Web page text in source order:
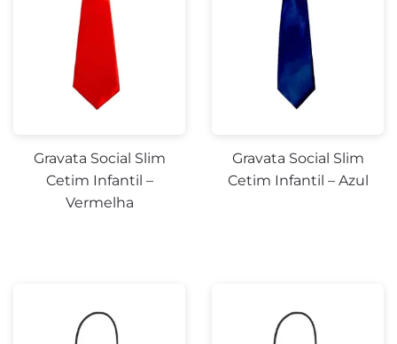
Gravata Social Slim
Cetim Infantil –
Vermelha
Gravata Social Slim
Cetim Infantil – Azul